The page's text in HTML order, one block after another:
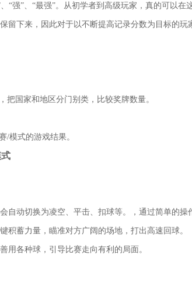
“强”、“最强”。从初学者到高级玩家，真的可以在
留下来，因此对于以不断提高记录分数为目标的玩
把国家和地区分门别类，比较奖牌数量。
/模式的游戏结果。
自动切换为凌空、平击、扣球等。，通过简单的操
积蓄力量，瞄准对方广阔的场地，打出高速回球。
用各种球，引导比赛走向有利的局面。